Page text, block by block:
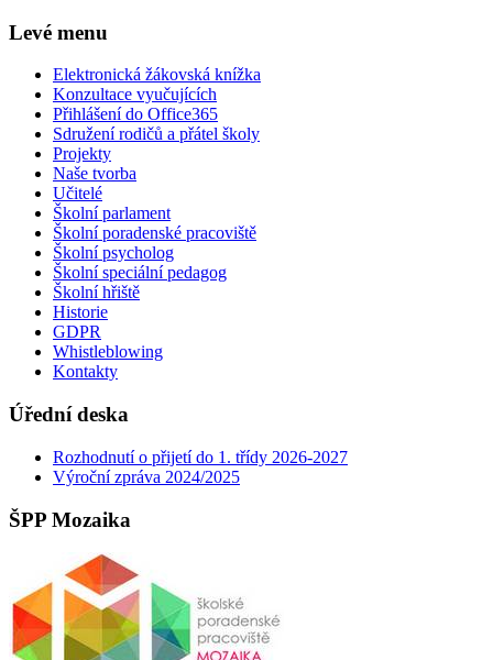
Levé menu
Elektronická žákovská knížka
Konzultace vyučujících
Přihlášení do Office365
Sdružení rodičů a přátel školy
Projekty
Naše tvorba
Učitelé
Školní parlament
Školní poradenské pracoviště
Školní psycholog
Školní speciální pedagog
Školní hřiště
Historie
GDPR
Whistleblowing
Kontakty
Úřední deska
Rozhodnutí o přijetí do 1. třídy 2026-2027
Výroční zpráva 2024/2025
ŠPP Mozaika